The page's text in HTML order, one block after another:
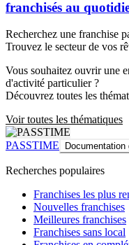
franchisés au
Recherchez une franchise
Trouvez le secteur de vos
Vous souhaitez ouvrir une
d'activité particulier ?
Découvrez toutes les
Voir toutes les thématiques
PASSTIME Documentation
Recherches populaires
Franchises les plus
Nouvelles franchises
Meilleures franchises
Franchises sans local